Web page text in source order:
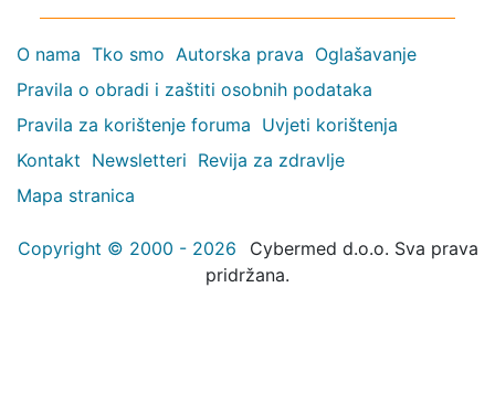
O nama Tko smo Autorska prava Oglašavanje
Pravila o obradi i zaštiti osobnih podataka
Pravila za korištenje foruma Uvjeti korištenja
Kontakt Newsletteri Revija za zdravlje
Mapa stranica
Copyright © 2000 - 2026
Cybermed d.o.o. Sva prava
pridržana.